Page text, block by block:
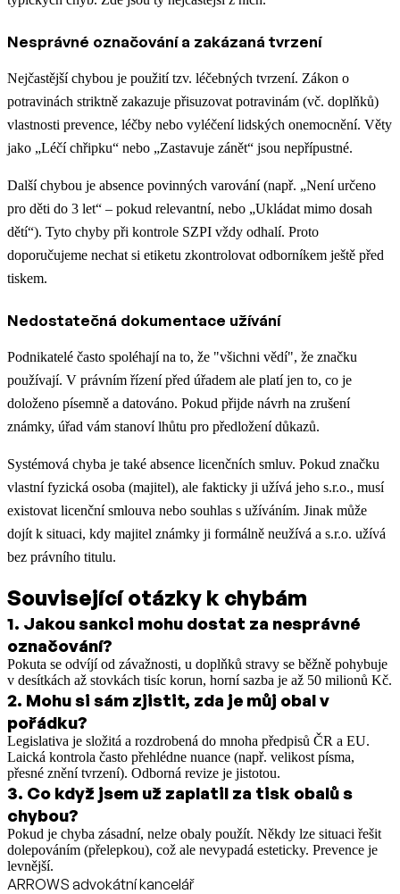
Nesprávné označování a zakázaná tvrzení
Nejčastější chybou je použití tzv. léčebných tvrzení. Zákon o
potravinách striktně zakazuje přisuzovat potravinám (vč. doplňků)
vlastnosti prevence, léčby nebo vyléčení lidských onemocnění. Věty
jako „Léčí chřipku“ nebo „Zastavuje zánět“ jsou nepřípustné.
Další chybou je absence povinných varování (např. „Není určeno
pro děti do 3 let“ – pokud relevantní, nebo „Ukládat mimo dosah
dětí“). Tyto chyby při kontrole SZPI vždy odhalí. Proto
doporučujeme nechat si etiketu zkontrolovat odborníkem ještě před
tiskem.
Nedostatečná dokumentace užívání
Podnikatelé často spoléhají na to, že "všichni vědí", že značku
používají. V právním řízení před úřadem ale platí jen to, co je
doloženo písemně a datováno. Pokud přijde návrh na zrušení
známky, úřad vám stanoví lhůtu pro předložení důkazů.
Systémová chyba je také absence licenčních smluv. Pokud značku
vlastní fyzická osoba (majitel), ale fakticky ji užívá jeho s.r.o., musí
existovat licenční smlouva nebo souhlas s užíváním. Jinak může
dojít k situaci, kdy majitel známky ji formálně neužívá a s.r.o. užívá
bez právního titulu.
Související otázky k chybám
1. Jakou sankci mohu dostat za nesprávné
označování?
Pokuta se odvíjí od závažnosti, u doplňků stravy se běžně pohybuje
v desítkách až stovkách tisíc korun, horní sazba je až 50 milionů Kč.
2. Mohu si sám zjistit, zda je můj obal v
pořádku?
Legislativa je složitá a rozdrobená do mnoha předpisů ČR a EU.
Laická kontrola často přehlédne nuance (např. velikost písma,
přesné znění tvrzení). Odborná revize je jistotou.
3. Co když jsem už zaplatil za tisk obalů s
chybou?
Pokud je chyba zásadní, nelze obaly použít. Někdy lze situaci řešit
dolepováním (přelepkou), což ale nevypadá esteticky. Prevence je
levnější.
ARROWS advokátní kancelář